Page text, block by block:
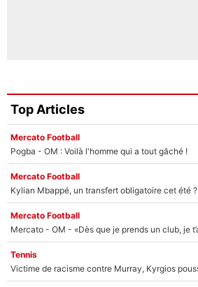
Top Articles
Mercato Football
Pogba - OM : Voilà l'homme qui a tout gâché !
Mercato Football
Kylian Mbappé, un transfert obligatoire cet été ?
Mercato Football
Tennis